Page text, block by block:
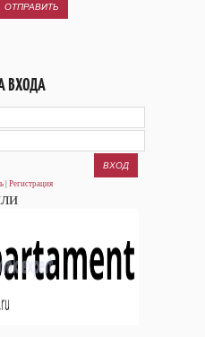
ОТПРАВИТЬ
ВХОДА
Регистрация